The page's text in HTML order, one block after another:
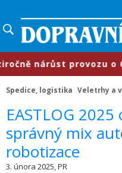
nárůst provozu o 6,3
Spedice, logistika Veletrhy a
​EASTLOG
správný mix
robotizace
3. února 2025, PR